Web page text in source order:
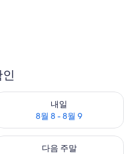
8월 8
내일
8월 8 - 8월 9
일 예약 가능 여부 확인, 8월
- 8월 9
다음 주말
음 주말 예약 가능 여부 확인,